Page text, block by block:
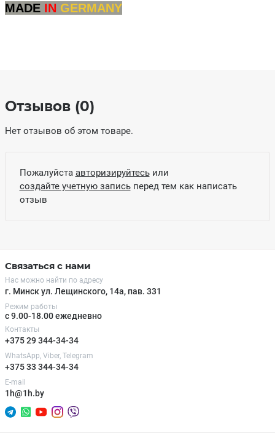
MADE IN GERMANY
Отзывов (0)
Нет отзывов об этом товаре.
Пожалуйста авторизируйтесьили
создайте учетную записьперед тем как написать
отзыв
Связаться с нами
Нас можно найти по адресу
г. Минск ул. Лещинского, 14а, пав. 331
Режим работы
с 9.00-18.00 ежедневно
Контакты
+375 29 344-34-34
WhatsApp, Viber, Telegram
+375 33 344-34-34
E-mail
1h@1h.by